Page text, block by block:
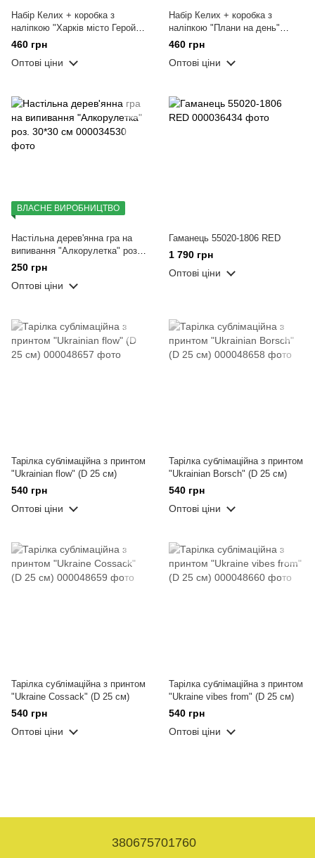
Набір Келих + коробка з
наліпкою "Харків місто Герой"
500мл
460 грн
Оптові ціни
Набір Келих + коробка з
наліпкою "Плани на день"
500мл
460 грн
Оптові ціни
ВЛАСНЕ ВИРОБНИЦТВО
Настільна дерев'янна гра на
випивання "Алкорулетка" роз.
30*30 см
250 грн
Оптові ціни
Гаманець 55020-1806 RED
1 790 грн
Оптові ціни
Тарілка сублімаційна з принтом
"Ukrainian flow" (D 25 см)
540 грн
Оптові ціни
Тарілка сублімаційна з принтом
"Ukrainian Borsch" (D 25 см)
540 грн
Оптові ціни
Тарілка сублімаційна з принтом
"Ukraine Cossack" (D 25 см)
540 грн
Оптові ціни
Тарілка сублімаційна з принтом
"Ukraine vibes from" (D 25 см)
540 грн
Оптові ціни
380675701760